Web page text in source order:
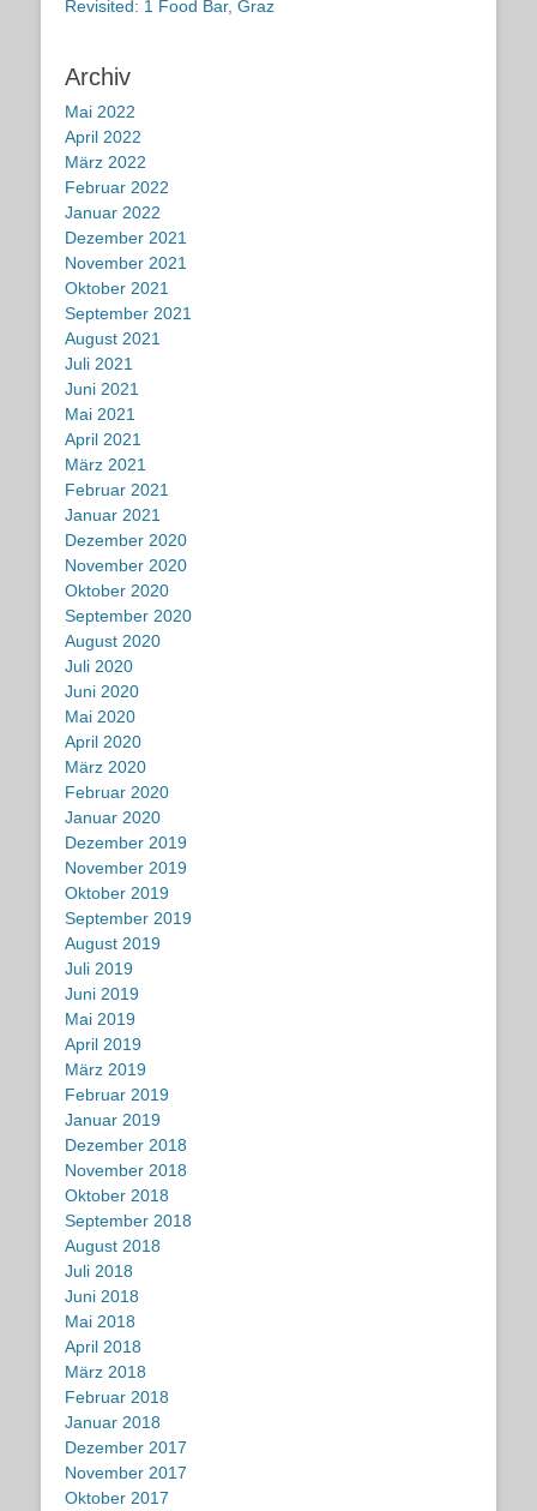
Revisited: 1 Food Bar, Graz
Archiv
Mai 2022
April 2022
März 2022
Februar 2022
Januar 2022
Dezember 2021
November 2021
Oktober 2021
September 2021
August 2021
Juli 2021
Juni 2021
Mai 2021
April 2021
März 2021
Februar 2021
Januar 2021
Dezember 2020
November 2020
Oktober 2020
September 2020
August 2020
Juli 2020
Juni 2020
Mai 2020
April 2020
März 2020
Februar 2020
Januar 2020
Dezember 2019
November 2019
Oktober 2019
September 2019
August 2019
Juli 2019
Juni 2019
Mai 2019
April 2019
März 2019
Februar 2019
Januar 2019
Dezember 2018
November 2018
Oktober 2018
September 2018
August 2018
Juli 2018
Juni 2018
Mai 2018
April 2018
März 2018
Februar 2018
Januar 2018
Dezember 2017
November 2017
Oktober 2017